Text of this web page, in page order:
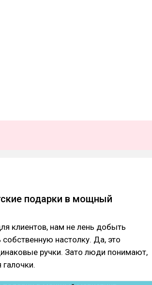
подарки в мощный
клиентов, нам не лень добыть
настолку. Да, это
ручки. Зато люди понимают,